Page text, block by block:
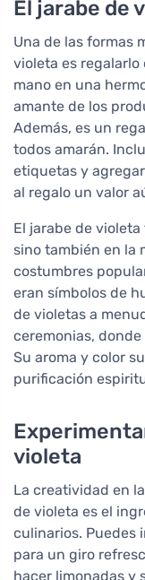
El jarabe de
Una de las formas
violeta es regalarlo
mano en una
amante de los
Además, es un
todos amarán.
etiquetas y
al regalo un valor
El jarabe de
sino también en la
costumbres
eran símbolos de
de violetas a
ceremonias,
Su aroma y color
purificación
violeta
La creatividad en
de violeta es el
culinarios. Puedes
para un giro
hacer limonadas y